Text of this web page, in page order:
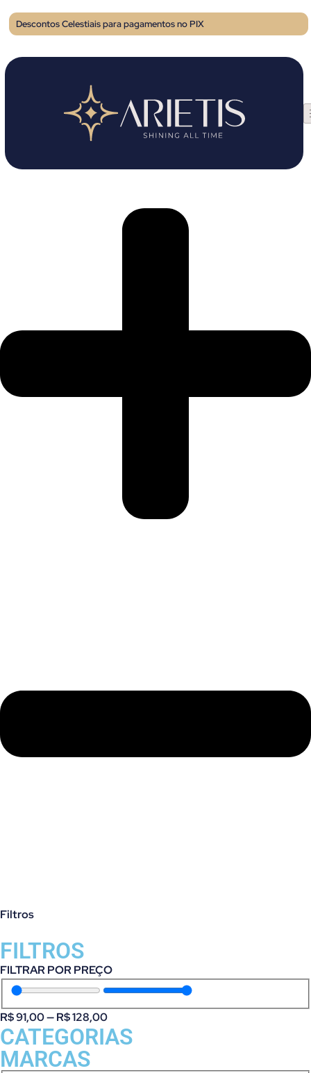
Descontos Celestiais para pagamentos no PIX
Filtros
FILTROS
FILTRAR POR PREÇO
R$91,00—R$128,00
CATEGORIAS
MARCAS